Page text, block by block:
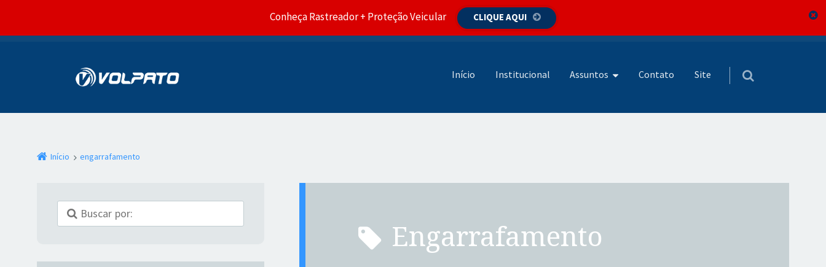
Conheça Rastreador + Proteção Veicular CLIQUE AQUI
Pular para o conteúdo
Início Institucional Assuntos Contato Site
Início engarrafamento
engarrafamento